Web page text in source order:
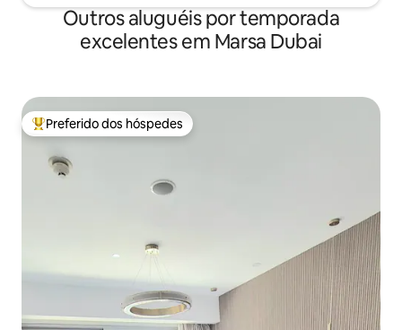
Outros aluguéis por temporada
excelentes em Marsa Dubai
Entre os melhores preferidos dos hóspedes
Preferido dos hóspedes